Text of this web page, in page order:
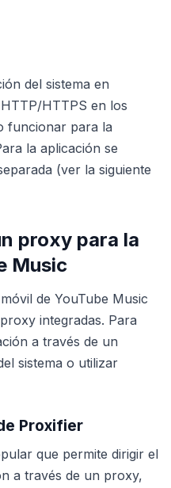
del sistema en
HTTPS en los
funcionar para la
la aplicación se
(ver la siguiente
proxy para la
Music
de YouTube Music
integradas. Para
a través de un
sistema o utilizar
Proxifier
que permite dirigir el
a través de un proxy,